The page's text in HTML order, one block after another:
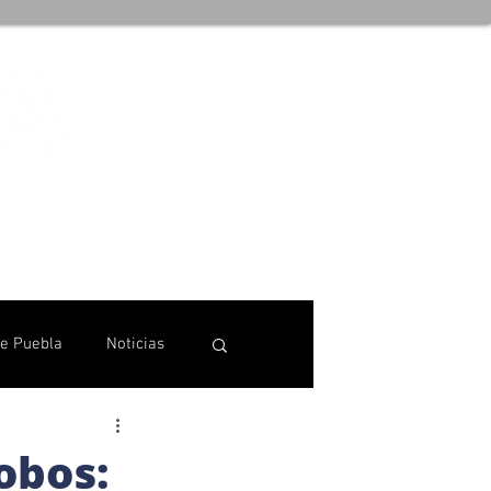
Puebla Noticias